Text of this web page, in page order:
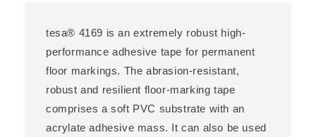
tesa® 4169 is an extremely robust high-
performance adhesive tape for permanent
floor markings. The abrasion-resistant,
robust and resilient floor-marking tape
comprises a soft PVC substrate with an
acrylate adhesive mass. It can also be used